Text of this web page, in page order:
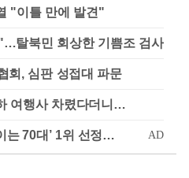
"이틀 만에 발견"
탈북민 회상한 기쁨조 검사
회, 심판 성접대 파문
여행사 차렸다더니…